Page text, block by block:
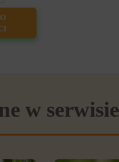
w serwisie